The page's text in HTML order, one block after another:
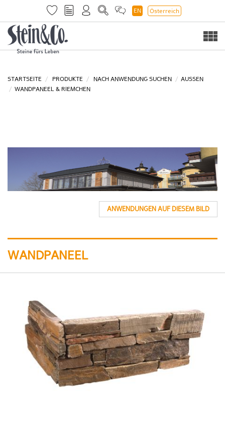
EN Österreich
STARTSEITE PRODUKTE NACH ANWENDUNG SUCHEN
AUSSEN
WANDPANEEL & RIEMCHEN
ANWENDUNGEN AUF DIESEM BILD
WANDPANEEL